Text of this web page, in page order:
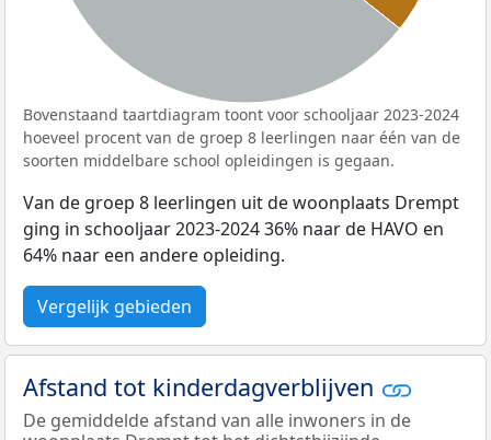
Bovenstaand taartdiagram toont voor schooljaar 2023-2024
hoeveel procent van de groep 8 leerlingen naar één van de
soorten middelbare school opleidingen is gegaan.
Van de groep 8 leerlingen uit de woonplaats Drempt
ging in schooljaar 2023-2024 36% naar de HAVO en
64% naar een andere opleiding.
Vergelijk gebieden
Afstand tot kinderdagverblijven
De gemiddelde afstand van alle inwoners in de